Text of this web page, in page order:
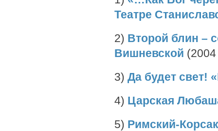
Театре
2) Второй блин –
Вишневской (2004
3) Да будет свет!
4) Царская
5) Римский-